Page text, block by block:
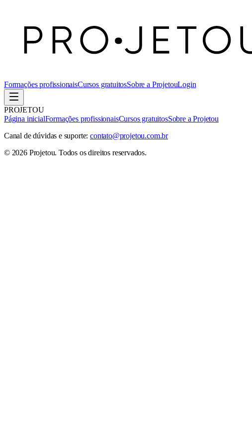
Formações profissionaisCursos gratuitosSobre a ProjetouLogin
PROJETOU
Página inicialFormações profissionaisCursos gratuitosSobre a Projetou
Canal de dúvidas e suporte: contato@projetou.com.br
© 2026 Projetou. Todos os direitos reservados.